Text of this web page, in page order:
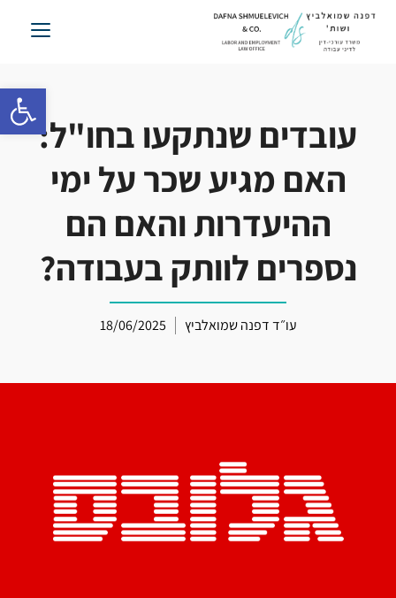
פתח
דלג
עובדים שנתקעו בחו"ל:
האם מגיע שכר על ימי
ההיעדרות והאם הם
נספרים לוותק בעבודה?
עו״ד דפנה שמואלביץ 18/06/2025